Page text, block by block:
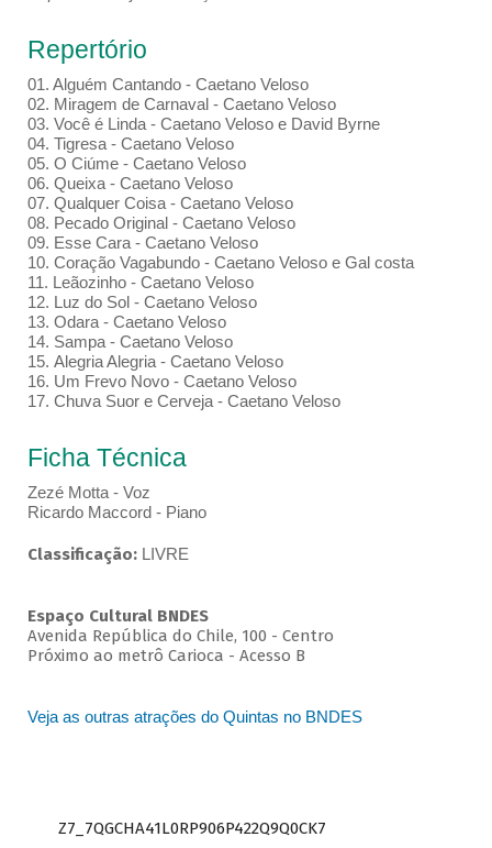
Repertório
01. Alguém Cantando - Caetano Veloso
02. Miragem de Carnaval - Caetano Veloso
03. Você é Linda - Caetano Veloso e David Byrne
04. Tigresa - Caetano Veloso
05. O Ciúme - Caetano Veloso
06. Queixa - Caetano Veloso
07. Qualquer Coisa - Caetano Veloso
08. Pecado Original - Caetano Veloso
09. Esse Cara - Caetano Veloso
10. Coração Vagabundo - Caetano Veloso e Gal costa
11. Leãozinho - Caetano Veloso
12. Luz do Sol - Caetano Veloso
13. Odara - Caetano Veloso
14. Sampa - Caetano Veloso
15. Alegria Alegria - Caetano Veloso
16. Um Frevo Novo - Caetano Veloso
17. Chuva Suor e Cerveja - Caetano Veloso
Ficha Técnica
Zezé Motta - Voz
Ricardo Maccord - Piano
Classificação: LIVRE
Espaço Cultural BNDES
Avenida República do Chile, 100 - Centro
Próximo ao metrô Carioca - Acesso B
Veja as outras atrações do Quintas no BNDES
Z7_7QGCHA41L0RP906P422Q9Q0CK7